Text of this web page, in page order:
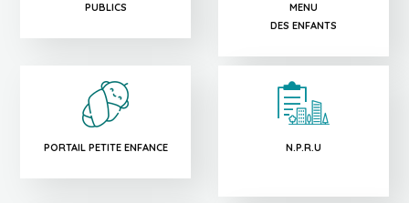
PUBLICS
MENU
DES ENFANTS
PORTAIL PETITE ENFANCE N.P.R.U